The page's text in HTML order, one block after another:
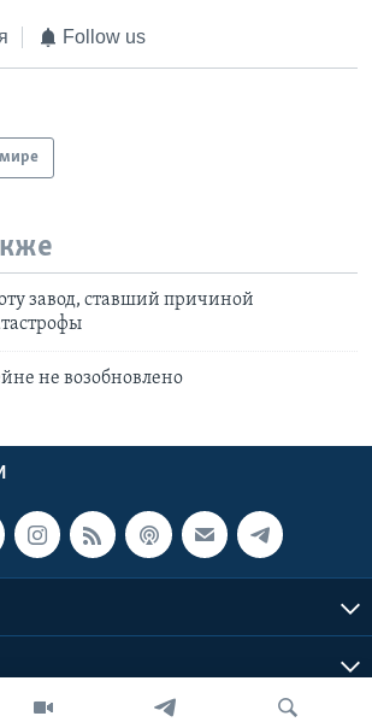
Follow us
завод, ставший причиной
не возобновлено